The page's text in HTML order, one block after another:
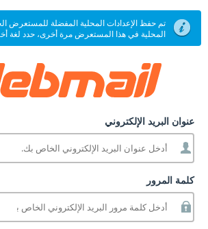
تم حفظ الإعدادات المحلية المفضلة للمستعرض
المحلية في هذا المستعرض مرة أخرى، حدد لغة
عنوان البريد الإلكتروني
كلمة المرور